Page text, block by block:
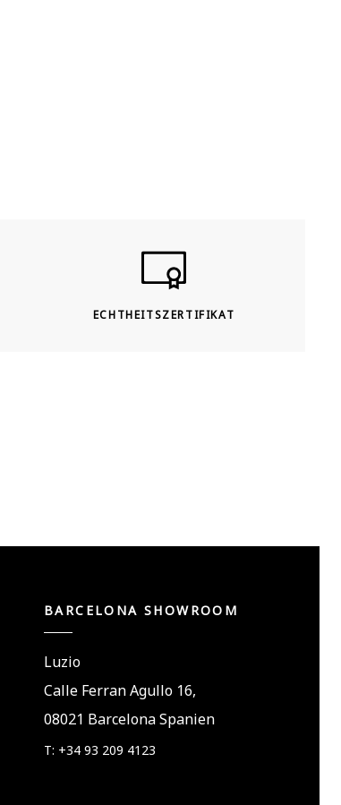
ECHTHEITSZERTIFIKAT
BARCELONA SHOWROOM
Luzio
Calle Ferran Agullo 16,
08021 Barcelona Spanien
T: +34 93 209 4123